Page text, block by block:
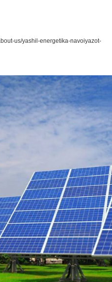
us/yashil-energetika-navoiyazot-